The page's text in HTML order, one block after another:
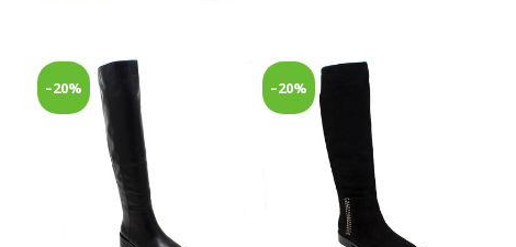
–20% –20%